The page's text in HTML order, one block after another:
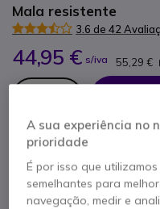
Mala resistente
3.6 de 42
44,95 € s/iva 55,29 €
Qtd
Mais de100 produtos
Entrega:24/48 h
A sua experiência no
prioridade
É por isso que
semelhantes para
navegação, medir e